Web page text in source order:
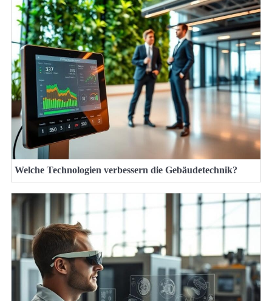
Welche Technologien verbessern die Gebäudetechnik?